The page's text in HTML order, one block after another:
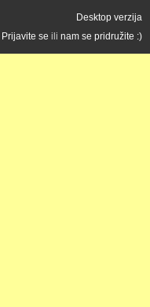
Desktop verzija
Prijavite se ili nam se pridružite :)